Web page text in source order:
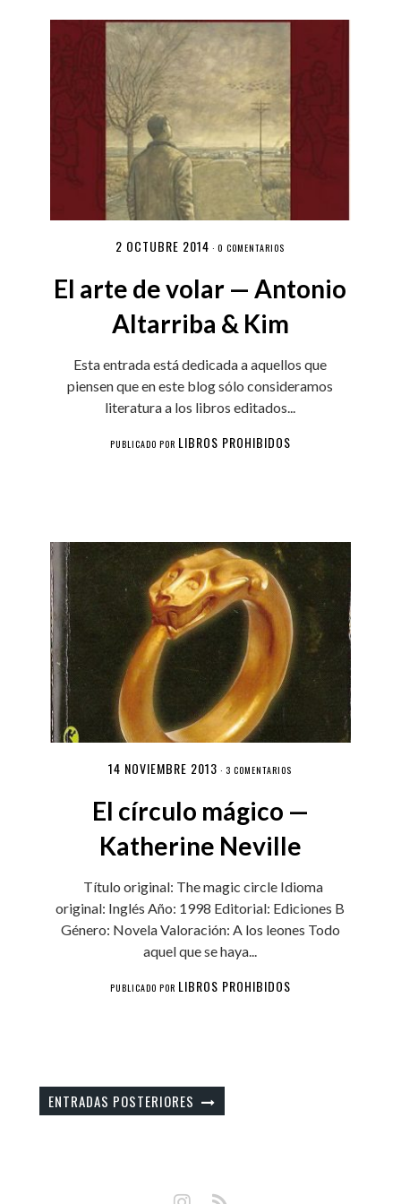
2 OCTUBRE 2014 ·0 COMENTARIOS
El arte de volar — Antonio
Altarriba & Kim
Esta entrada está dedicada a aquellos que
piensen que en este blog sólo consideramos
literatura a los libros editados...
PUBLICADO POR LIBROS PROHIBIDOS
14 NOVIEMBRE 2013 · 3 COMENTARIOS
El círculo mágico —
Katherine Neville
Título original: The magic circle Idioma
original: Inglés Año: 1998 Editorial: Ediciones B
Género: Novela Valoración: A los leones Todo
aquel que se haya...
PUBLICADO POR LIBROS PROHIBIDOS
ENTRADAS POSTERIORES